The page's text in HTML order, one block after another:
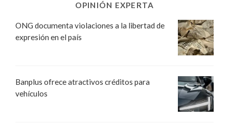
OPINIÓN EXPERTA
ONG documenta violaciones a la libertad de
expresión en el país
Banplus ofrece atractivos créditos para
vehículos